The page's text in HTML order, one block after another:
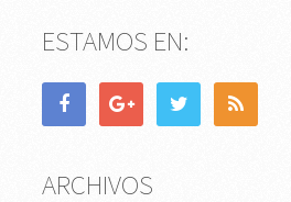
ESTAMOS EN:
ARCHIVOS